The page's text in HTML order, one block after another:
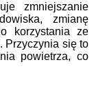
zmniejszanie
zmianę
korzystania ze
Przyczynia się to
powietrza, co